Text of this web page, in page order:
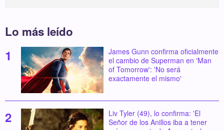
Lo más leído
James Gunn confirma oficialmente
el cambio de Superman en 'Man
of Tomorrow': 'No será
exactamente el mismo'
Liv Tyler (49), lo confirma: 'El
Señor de los Anillos iba a tener